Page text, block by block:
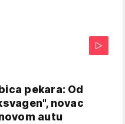
pekara: Od
novac
autu